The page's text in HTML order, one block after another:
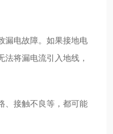
漏电故障。如果接地电
法将漏电流引入地线，
、接触不良等，都可能